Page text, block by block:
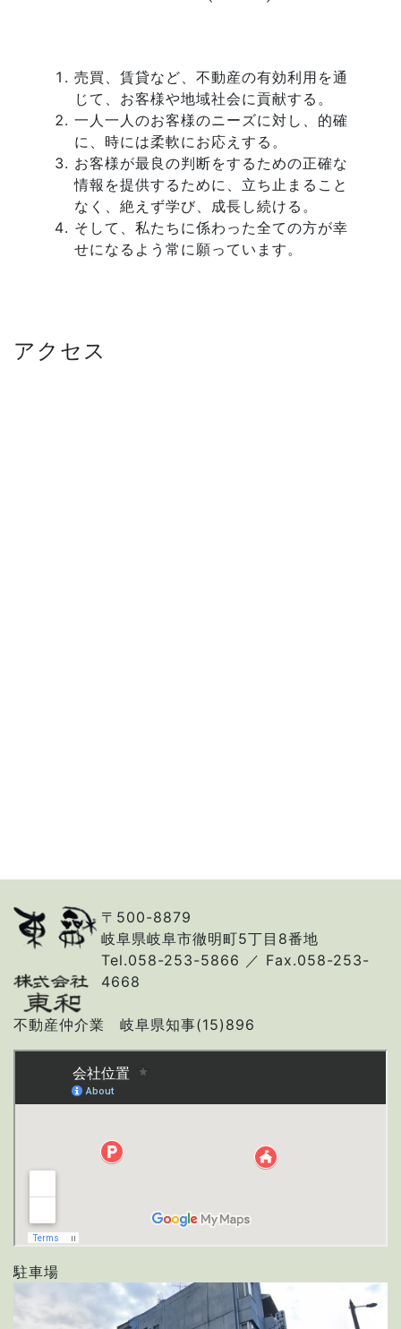
売買、賃貸など、不動産の有効利用を通
じて、お客様や地域社会に貢献する。
一人一人のお客様のニーズに対し、的確
に、時には柔軟にお応えする。
お客様が最良の判断をするための正確な
情報を提供するために、立ち止まること
なく、絶えず学び、成長し続ける。
そして、私たちに係わった全ての方が幸
せになるよう常に願っています。
アクセス
〒500-8879
岐阜県岐阜市徹明町5丁目8番地
Tel.058-253-5866 ／ Fax.058-253-
4668
不動産仲介業 岐阜県知事(15)896
駐車場